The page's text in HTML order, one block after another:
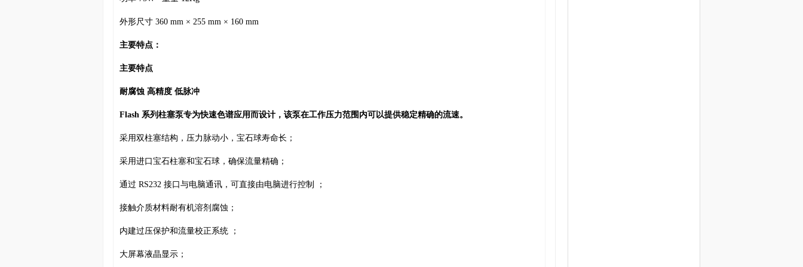
外形尺寸 360 mm × 255 mm × 160 mm
主要特点：
主要特点
耐腐蚀 高精度 低脉冲
Flash 系列柱塞泵专为快速色谱应用而设计，该泵在工作压力范围内可以提供稳定精确的流速。
采用双柱塞结构，压力脉动小，宝石球寿命长；
采用进口宝石柱塞和宝石球，确保流量精确；
通过 RS232 接口与电脑通讯，可直接由电脑进行控制 ；
接触介质材料耐有机溶剂腐蚀；
内建过压保护和流量校正系统 ；
大屏幕液晶显示；